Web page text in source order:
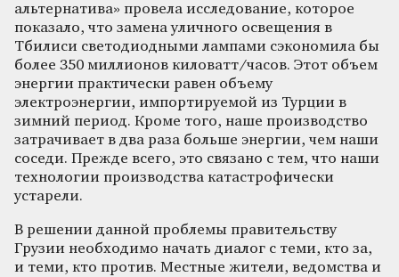
альтернатива» провела исследование, которое
показало, что замена уличного освещения в
Тбилиси светодиодными лампами сэкономила бы
более 350 миллионов киловатт/часов. Этот объем
энергии практически равен объему
электроэнергии, импортируемой из Турции в
зимний период. Кроме того, наше производство
затрачивает в два раза больше энергии, чем наши
соседи. Прежде всего, это связано с тем, что наши
технологии производства катастрофически
устарели.
В решении данной проблемы правительству
Грузии необходимо начать диалог с теми, кто за,
и теми, кто против. Местные жители, ведомства и